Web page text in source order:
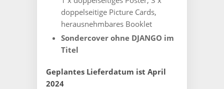
doppelseitige Picture Cards,
herausnehmbares Booklet
Sondercover ohne DJANGO im
Titel
Geplantes Lieferdatum ist April
2024